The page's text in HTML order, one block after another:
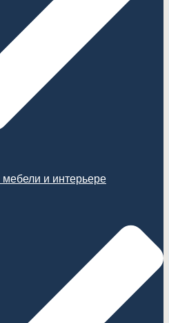
мебели и интерьере